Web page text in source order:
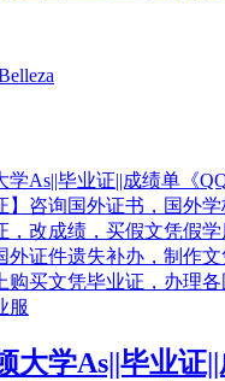
大学As||毕业证